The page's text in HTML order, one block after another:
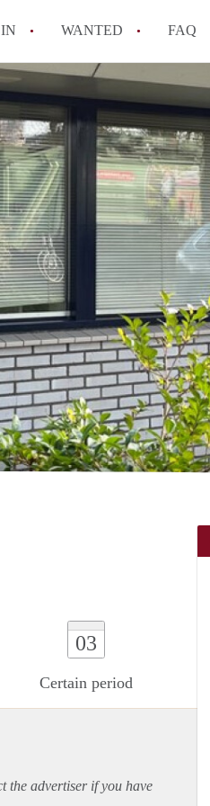
WANTED FAQ
All FAQs
03
Certain period
the advertiser if you have